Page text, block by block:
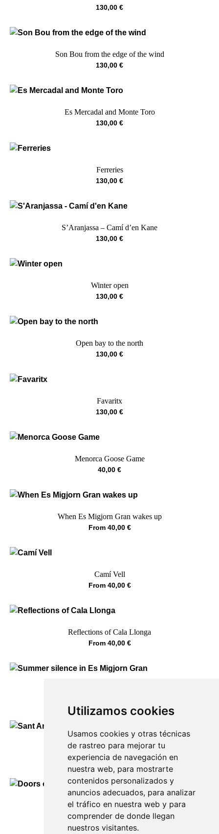
Utilizamos cookies
Usamos cookies y otras técnicas
de rastreo para mejorar tu
experiencia de navegación en
nuestra web, para mostrarte
contenidos personalizados y
anuncios adecuados, para analizar
el tráfico en nuestra web y para
comprender de donde llegan
nuestros visitantes.
130,00 €
Son Bou from the edge of the wind
130,00 €
Es Mercadal and Monte Toro
130,00 €
Ferreries
130,00 €
S’Aranjassa – Camí d’en Kane
130,00 €
Winter open
130,00 €
Open bay to the north
130,00 €
Favaritx
130,00 €
Menorca Goose Game
40,00 €
When Es Migjorn Gran wakes up
From 40,00 €
Camí Vell
From 40,00 €
Reflections of Cala Llonga
From 40,00 €
Sant Antoni Street
From40,00€
Doors of Ciutadella
90,00€